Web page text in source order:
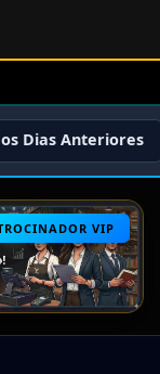
Dias Anteriores
VIP